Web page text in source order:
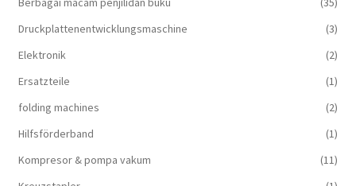
Druckplattenentwicklungsmaschine
(3)
Elektronik
(2)
Ersatzteile
(1)
folding machines
(2)
Hilfsförderband
(1)
Kompresor & pompa vakum
(11)